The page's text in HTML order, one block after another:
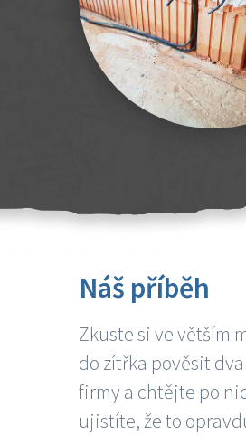
Náš příběh
Zkuste si ve větším
do zítřka pověsit
firmy a chtějte po
ujistíte, že to